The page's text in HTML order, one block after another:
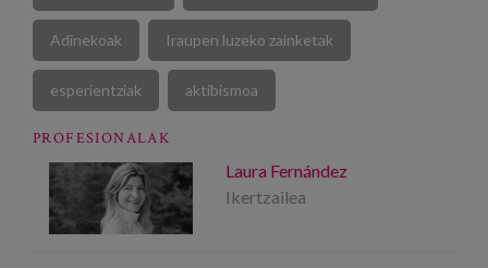
Adinekoak Iraupen luzeko zainketak
esperientziak aktibismoa
PROFESIONALAK
Laura Fernández
Ikertzailea